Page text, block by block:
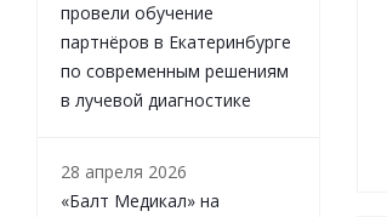
провели обучение
партнёров в Екатеринбурге
по современным решениям
в лучевой диагностике
28 апреля 2026
«Балт Медикал» на